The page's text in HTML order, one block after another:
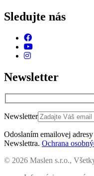
Sledujte nás
Newsletter
Newsletter
Odoslaním emailovej
Newslettra. Ochrana
© 2026 Maslen s.r.o.,